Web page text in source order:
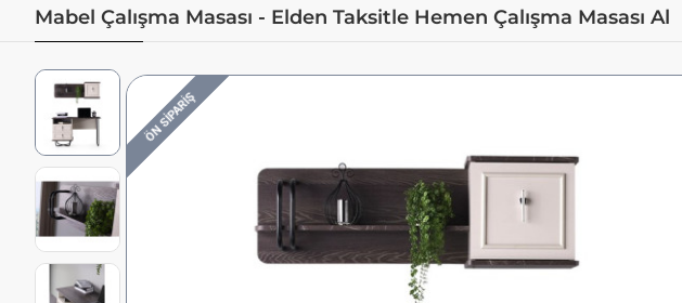
Mabel Çalışma Masası - Elden Taksitle Hemen Çalışma Masası Al
ÖN SIPARIŞ